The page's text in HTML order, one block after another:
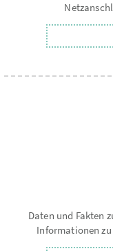
Daten und Fakten
Informationen